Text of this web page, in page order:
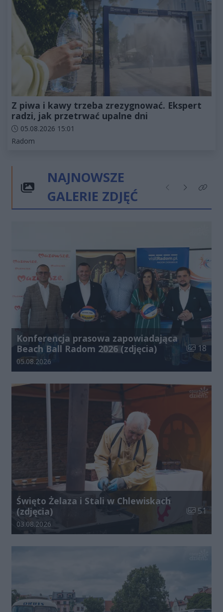
Z piwa i kawy trzeba zrezygnować. Ekspert
radzi, jak przetrwać upalne dni
Data dodania artykułu:
05.08.2026 15:01
Kategorie artykułu:
Radom
NAJNOWSZE
GALERIE ZDJĘĆ
Poprzednie
NastępneKliknij
Konferencja prasowa zapowiadająca
Beach Ball Radom 2026 (zdjęcia)
Liczba
18
Data dodania galerii:
05.08.2026
Święto Żelaza i Stali w Chlewiskach
(zdjęcia)
Liczba
51
Data dodania galerii:
03.08.2026